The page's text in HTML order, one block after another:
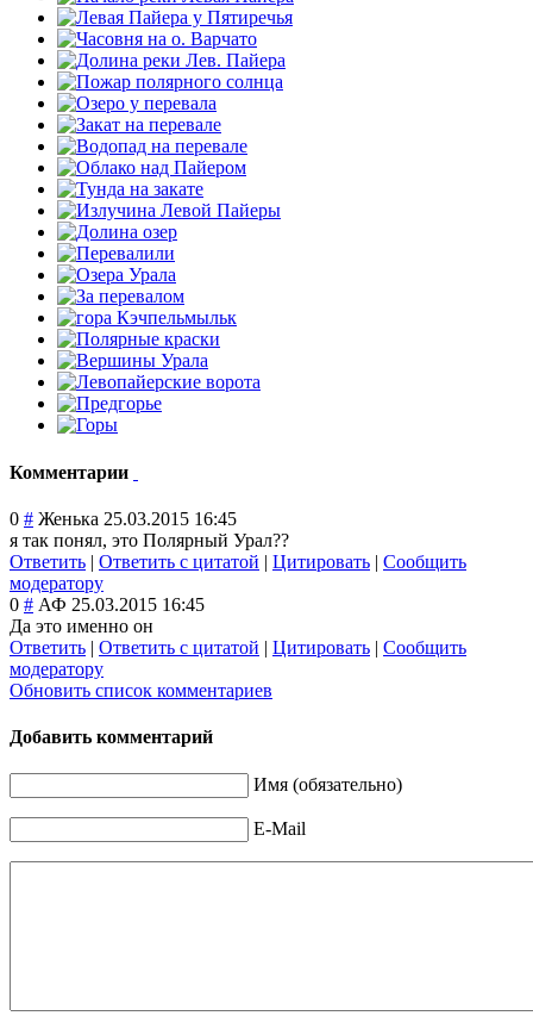
Комментарии
0 # Женька 25.03.2015 16:45
я так понял, это Полярный Урал??
Ответить | Ответить с цитатой | Цитировать | Сообщить
модератору
0 # АФ 25.03.2015 16:45
Да это именно он
Ответить | Ответить с цитатой | Цитировать | Сообщить
модератору
Обновить список комментариев
Добавить комментарий
Имя (обязательно)
E-Mail